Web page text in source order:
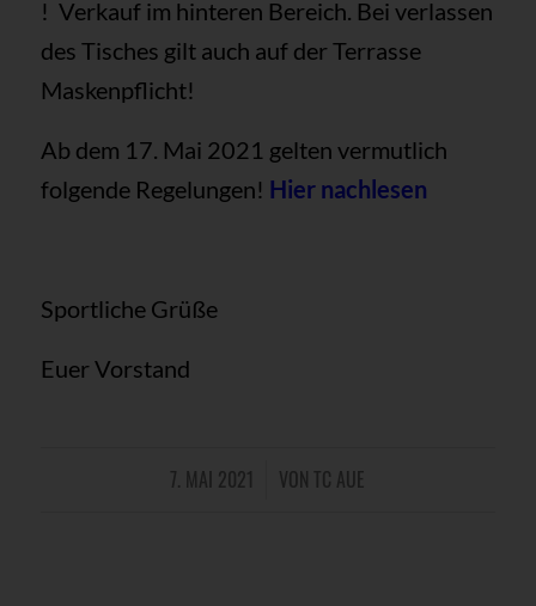
! Verkauf im hinteren Bereich. Bei verlassen
des Tisches gilt auch auf der Terrasse
Maskenpflicht!
Ab dem 17. Mai 2021 gelten vermutlich
folgende Regelungen! Hier nachlesen
Sportliche Grüße
Euer Vorstand
7. MAI 2021
/ VON TC AUE